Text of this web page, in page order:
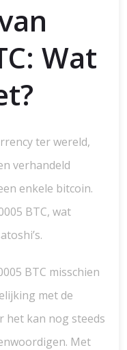
Wat
ter wereld,
verhandeld
enkele bitcoin.
BTC, wat
BTC misschien
met de
het kan nog steeds
Met